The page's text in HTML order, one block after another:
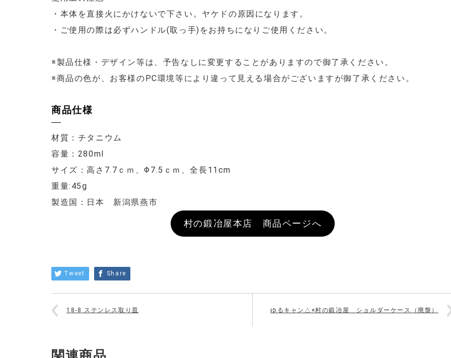
・本体を直接火にかけないで下さい。ヤケドの原因になります。
・ご使用の際は必ずハンドル(取っ手)をお持ちになりご使用ください。
※製品仕様・デザイン等は、予告なしに変更することがありますので御了承ください。
※商品の色が、お客様のPC環境等により違って見える場合がございますが御了承ください。
商品仕様
材質：チタニウム
容量：280ml
サイズ：高さ7.7ｃｍ、Φ7.5ｃｍ、全長11cm
重量:45g
製造国：日本 新潟県燕市
村の鍛冶屋本店 商品ページへ
Tweet Share
18-8 ステンレス取り皿 ゆるキャン△×村の鍛冶屋 ショルダーケース（廃盤）